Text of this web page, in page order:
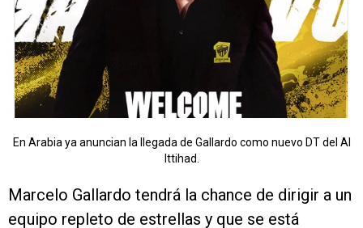
En Arabia ya anuncian la llegada de Gallardo como nuevo DT del Al
Ittihad.
Marcelo Gallardo tendrá la chance de dirigir a un
equipo repleto de estrellas y que se está